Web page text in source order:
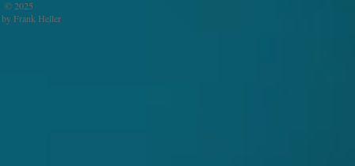
© 2025
by Frank Heller